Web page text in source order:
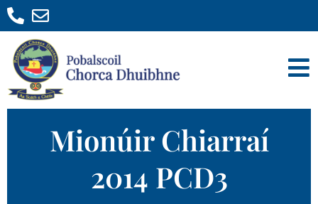
Mionúir Chiarraí
2014 PCD3